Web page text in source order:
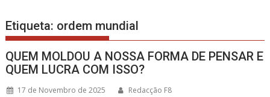
Etiqueta: ordem mundial
QUEM MOLDOU A NOSSA FORMA DE PENSAR E
QUEM LUCRA COM ISSO?
17 de Novembro de 2025 Redacção F8